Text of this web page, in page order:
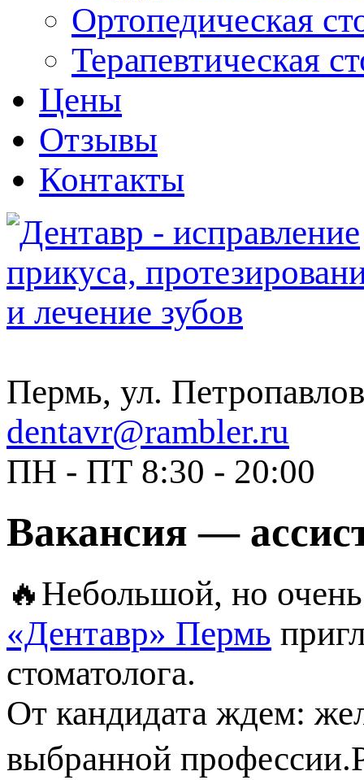
Ортопедическая
Терапевтическая
Цены
Отзывы
Контакты
Пермь, ул.
dentavr@rambler.ru
ПН - ПТ 8:30 - 20:00
Вакансия —
🔥Небольшой, но
«Дентавр» Пермь
стоматолога.
От кандидата ждем:
выбранной